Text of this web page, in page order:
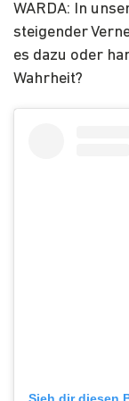
WARDA: In
steigender
es dazu oder
Wahrheit?
Sieh dir diesen